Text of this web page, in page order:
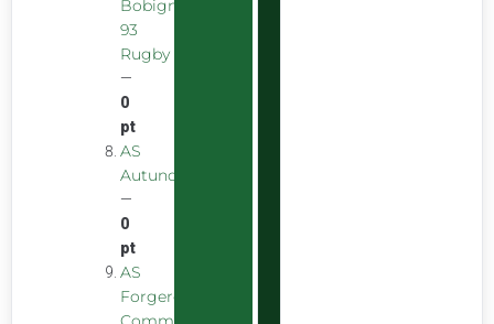
Bobigny
93
Rugby
—
0
pt
AS
Autunoise
—
0
pt
AS
Forgeron